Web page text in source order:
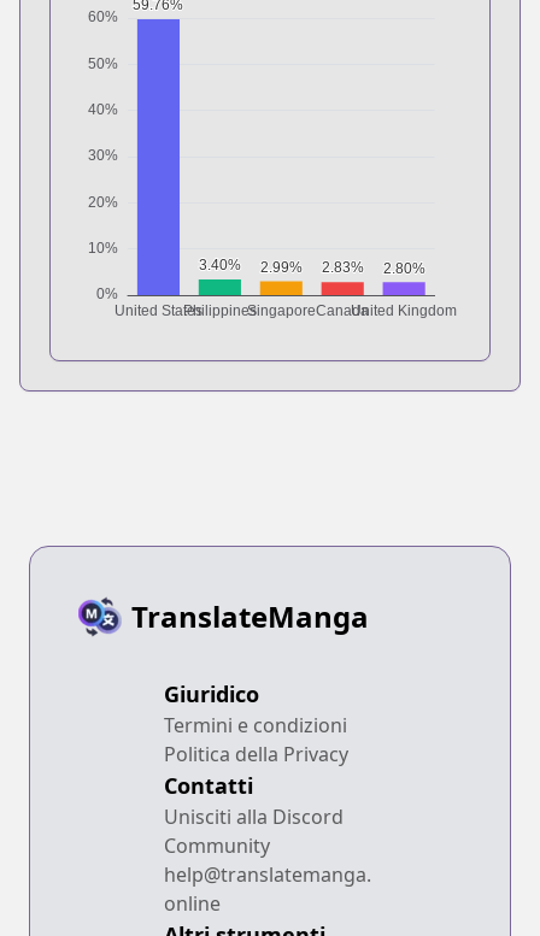
TranslateManga
Giuridico
Termini e condizioni
Politica della Privacy
Contatti
Unisciti alla Discord
Community
help@translatemanga.
online